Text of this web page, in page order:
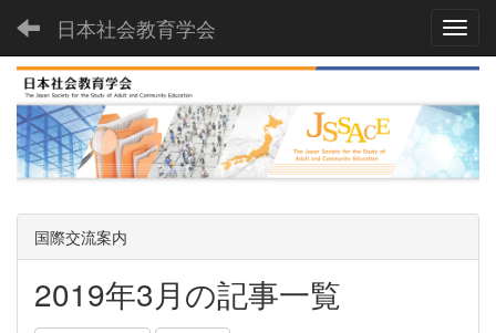
日本社会教育学会
国際交流案内
2019年3月の記事一覧